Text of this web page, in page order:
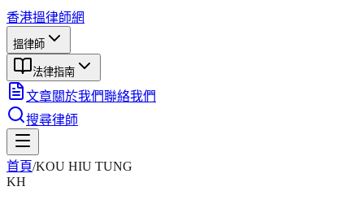
香港搵律師網
搵律師
法律指南
文章關於我們聯絡我們
搜尋律師
首頁/KOU HIU TUNG
KH